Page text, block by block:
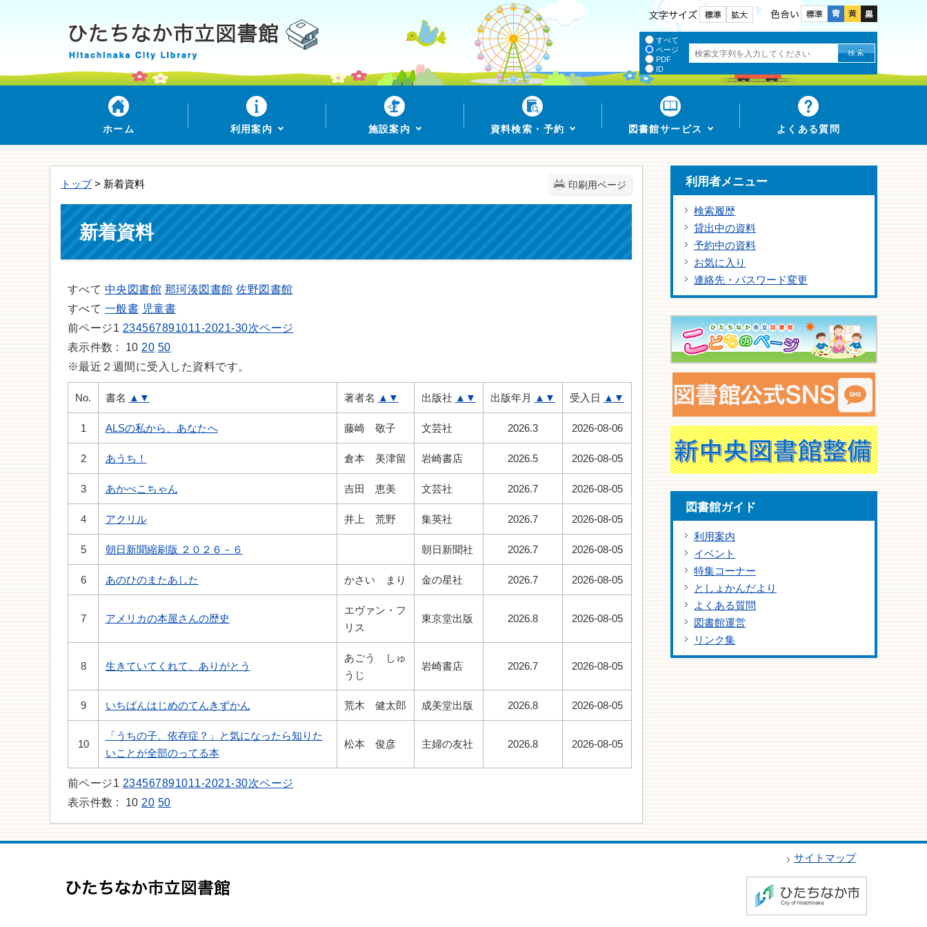
色合い
文字サイズ
すべて
ページ
PDF
ID
ホーム 利用案内 施設案内 資料検索・予約 図書館サービス よくある質問
印刷用ページ
トップ> 新着資料
新着資料
すべて 中央図書館 那珂湊図書館 佐野図書館
すべて 一般書 児童書
前ページ1 234567891011-2021-30次ページ
表示件数 : 10 20 50
※最近２週間に受入した資料です。
No. 書名 ▲ ▼ 著者名 ▲ ▼ 出版社 ▲ ▼ 出版年月 ▲ ▼ 受入日 ▲ ▼
1 ALSの私から、あなたへ 藤崎 敬子 文芸社 2026.3 2026-08-06
2 あうち！ 倉本 美津留 岩崎書店 2026.5 2026-08-05
3 あかべこちゃん 吉田 恵美 文芸社 2026.7 2026-08-05
4 アクリル 井上 荒野 集英社 2026.7 2026-08-05
5 朝日新聞縮刷版 ２０２６－６ 朝日新聞社 2026.7 2026-08-05
6 あのひのまたあした かさい まり 金の星社 2026.7 2026-08-05
7 アメリカの本屋さんの歴史
エヴァン・フ
リス
東京堂出版 2026.8 2026-08-05
8 生きていてくれて、ありがとう
あごう しゅ
うじ
岩崎書店 2026.7 2026-08-05
9 いちばんはじめのてんきずかん 荒木 健太郎 成美堂出版 2026.8 2026-08-05
10
「うちの子、依存症？」と気になったら知りた
いことが全部のってる本
松本 俊彦 主婦の友社 2026.8 2026-08-05
前ページ1 234567891011-2021-30次ページ
表示件数 : 10 20 50
利用者メニュー
検索履歴
貸出中の資料
予約中の資料
お気に入り
連絡先・パスワード変更
図書館ガイド
利用案内
イベント
特集コーナー
としょかんだより
よくある質問
図書館運営
リンク集
サイトマップ